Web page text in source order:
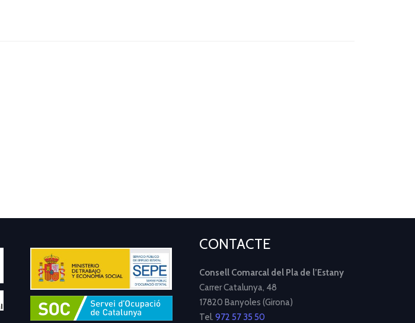
CONTACTE
Consell Comarcal del Pla de l’Estany
Carrer Catalunya, 48
17820 Banyoles (Girona)
Tel. 972 57 35 50